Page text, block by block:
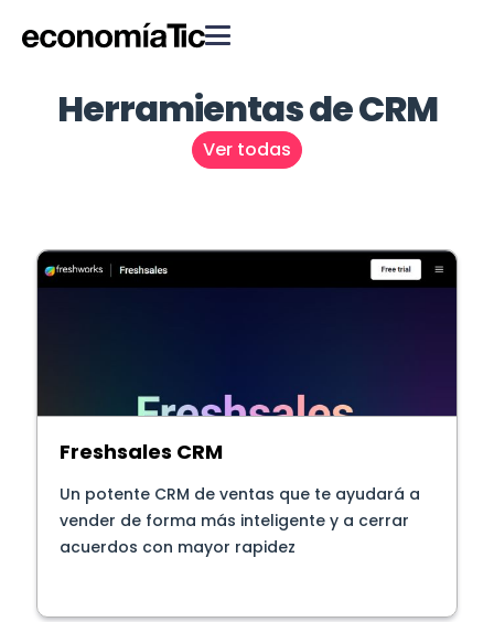
Herramientas de CRM
Ver todas
Freshsales CRM
Un potente CRM de ventas que te ayudará a
vender de forma más inteligente y a cerrar
acuerdos con mayor rapidez